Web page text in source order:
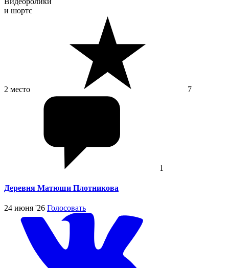
и шортс
2 место 7
1
Деревня Матюши Плотникова
24 июня '26 Голосовать